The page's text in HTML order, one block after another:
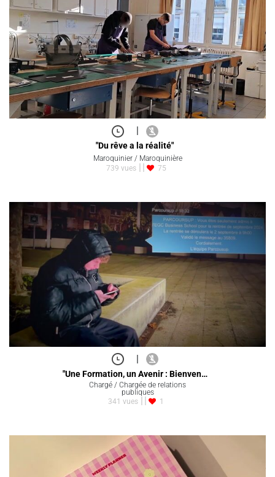
|
"Du rêve a la réalité"
Maroquinier / Maroquinière
739 vues
75
|
"Une Formation, un Avenir : Bienven…
Chargé / Chargée de relations
publiques
341 vues
1